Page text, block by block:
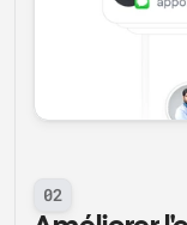
02